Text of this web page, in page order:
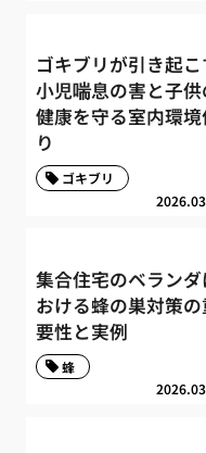
ゴキブリが引き起こ
小児喘息の害と子供
健康を守る室内環
り
ゴキブリ
集合住宅のベランダ
おける蜂の巣対策の
要性と実例
蜂